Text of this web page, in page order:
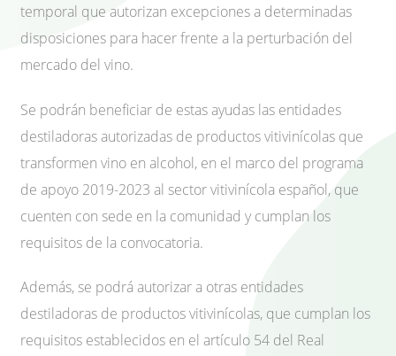
temporal que autorizan excepciones a determinadas
disposiciones para hacer frente a la perturbación del
mercado del vino.
Se podrán beneficiar de estas ayudas las entidades
destiladoras autorizadas de productos vitivinícolas que
transformen vino en alcohol, en el marco del programa
de apoyo 2019-2023 al sector vitivinícola español, que
cuenten con sede en la comunidad y cumplan los
requisitos de la convocatoria.
Además, se podrá autorizar a otras entidades
destiladoras de productos vitivinícolas, que cumplan los
requisitos establecidos en el artículo 54 del Real